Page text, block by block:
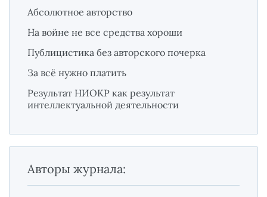
Абсолютное авторство
На войне не все средства хороши
Публицистика без авторского почерка
За всё нужно платить
Результат НИОКР как результат
интеллектуальной деятельности
Авторы журнала: